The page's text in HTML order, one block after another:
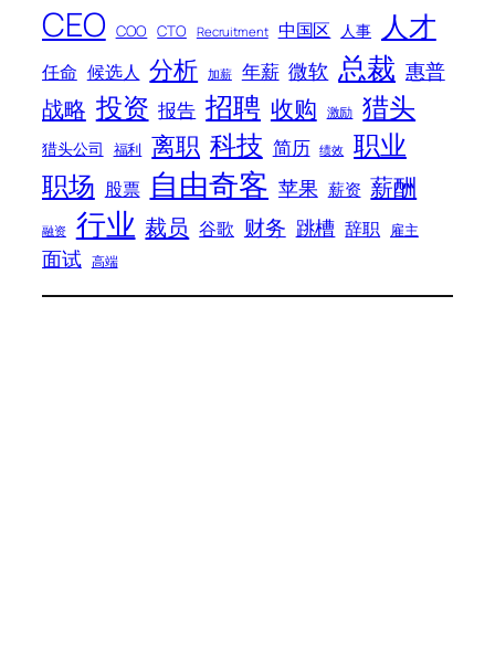
CEO COO CTO Recruitment 中国区 人事 人才
任命 候选人 分析 加薪 年薪 微软 总裁 惠普
战略 投资 报告 招聘 收购 激励 猎头
猎头公司 福利 离职 科技 简历 绩效 职业
职场 股票 自由奇客 苹果 薪资 薪酬
融资 行业 裁员 谷歌 财务 跳槽 辞职 雇主
面试 高端